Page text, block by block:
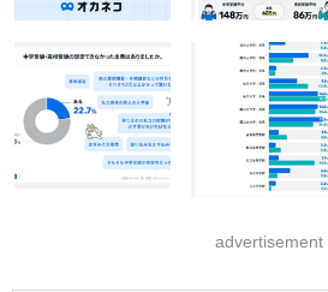
advertisement